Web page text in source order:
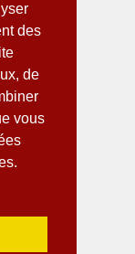
des
de
vous